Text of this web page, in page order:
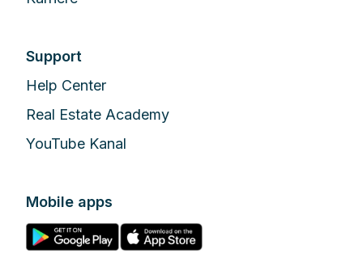
Support
Help Center
Real Estate Academy
YouTube Kanal
Mobile apps